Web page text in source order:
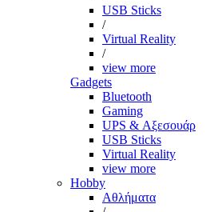
USB Sticks
/
Virtual Reality
/
view more
Gadgets
Bluetooth
Gaming
UPS & Αξεσουάρ
USB Sticks
Virtual Reality
view more
Hobby
Αθλήματα